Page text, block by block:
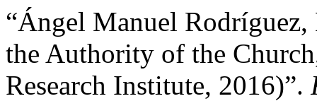
“Ángel Manuel
the Authority of the
Research Institute, 2016)”.